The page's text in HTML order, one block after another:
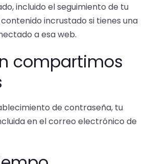
incluido el seguimiento de tu
incrustado si tienes una
a esa web.
compartimos
de contraseña, tu
en el correo electrónico de